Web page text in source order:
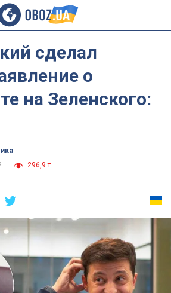
сделал
о
на Зеленского:
296,9 т.